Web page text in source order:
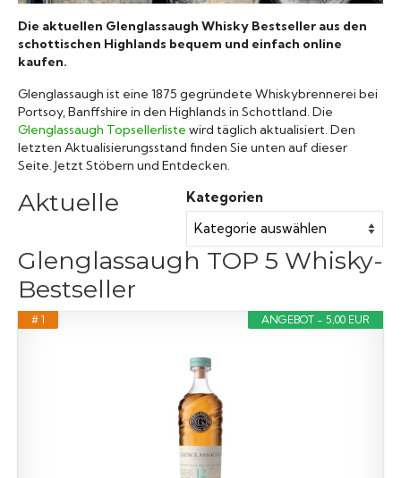
Raritäten
Die aktuellen Glenglassaugh Whisky Bestseller aus den
schottischen Highlands bequem und einfach online
kaufen.
Glenglassaugh ist eine 1875 gegründete Whiskybrennerei bei
Portsoy, Banffshire in den Highlands in Schottland. Die
Glenglassaugh Topsellerliste wird täglich aktualisiert. Den
letzten Aktualisierungsstand finden Sie unten auf dieser
Seite. Jetzt Stöbern und Entdecken.
Kategorien
Aktuelle
Glenglassaugh TOP 5 Whisky-
Bestseller
ANGEBOT - 5,00 EUR
# 1